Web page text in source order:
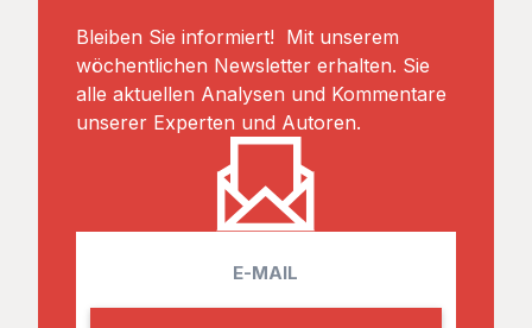
Bleiben Sie informiert! Mit unserem
wöchentlichen Newsletter erhalten. Sie
alle aktuellen Analysen und Kommentare
unserer Experten und Autoren.
a